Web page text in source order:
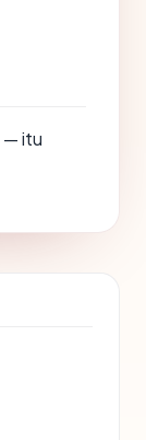
— itu